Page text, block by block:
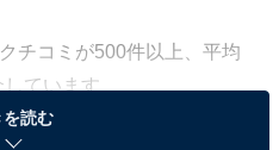
チコミが500件以上、平均
ています
を読む